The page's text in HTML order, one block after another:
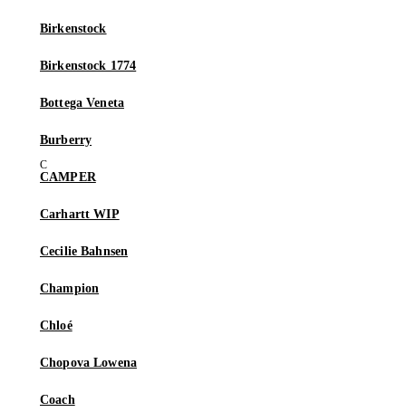
Birkenstock
Birkenstock 1774
Bottega Veneta
Burberry
CAMPER
Carhartt WIP
Cecilie Bahnsen
Champion
Chloé
Chopova Lowena
Coach